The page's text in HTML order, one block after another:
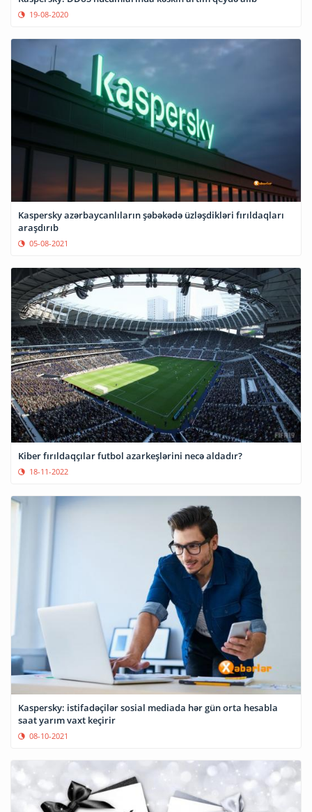
19-08-2020
Kaspersky azərbaycanlıların şəbəkədə üzləşdikləri fırıldaqları
araşdırıb
05-08-2021
Kiber fırıldaqçılar futbol azarkeşlərini necə aldadır?
18-11-2022
Kaspersky: istifadəçilər sosial mediada hər gün orta hesabla
saat yarım vaxt keçirir
08-10-2021